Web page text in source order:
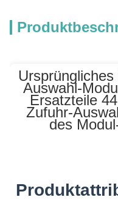
Auswahl-
Ersatzteile
Zufuhr-
des